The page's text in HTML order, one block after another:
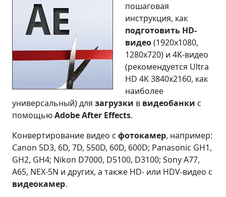
пошаговая
инструкция, как
подготовить HD-
видео(1920x1080,
1280x720) и 4K-видео
(рекомендуется Ultra
HD 4K 3840x2160, как
наиболее
универсальный) для загрузки в видеобанки с
помощьюAdobe After Effects.
Конвертирование видео с фотокамер, например:
Canon 5D3, 6D, 7D, 550D, 60D, 600D; Panasonic GH1,
GH2, GH4; Nikon D7000, D5100, D3100; Sony A77,
A65, NEX-5N и других, а также HD- или HDV-видео с
видеокамер.